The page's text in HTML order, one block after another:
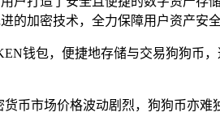
的加密技术，全力保障用户资产安
钱包，便捷地存储与交易狗狗币
币市场价格波动剧烈，狗狗币亦